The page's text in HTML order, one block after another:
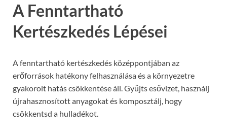
A Fenntartható
Kertészkedés Lépései
A fenntartható kertészkedés középpontjában az
erőforrások hatékony felhasználása és a környezetre
gyakorolt hatás csökkentése áll. Gyűjts esővizet, használj
újrahasznosított anyagokat és komposztálj, hogy
csökkentsd a hulladékot.